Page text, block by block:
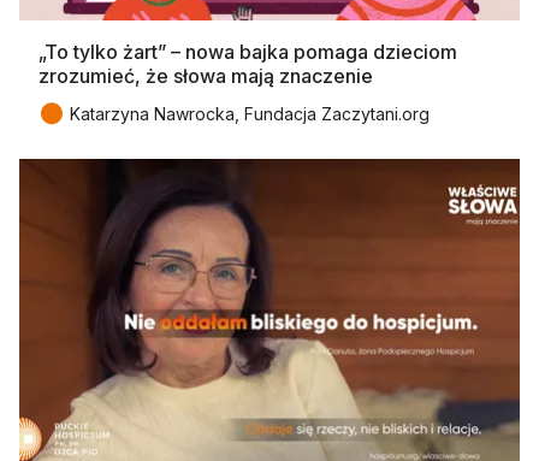
„To tylko żart” – nowa bajka pomaga dzieciom
zrozumieć, że słowa mają znaczenie
● Katarzyna Nawrocka, Fundacja Zaczytani.org